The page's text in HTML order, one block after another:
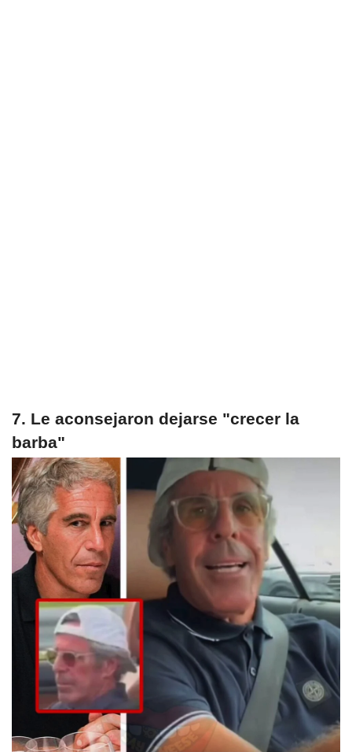
7. Le aconsejaron dejarse "crecer la
barba"